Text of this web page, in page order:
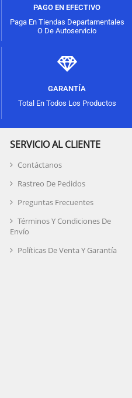
PAGO EN EFECTIVO
Paga En Tiendas Departamentales
O De Autoservicio
GARANTÍA
Total En Todos Los Productos
SERVICIO AL CLIENTE
Contáctanos
Rastreo De Pedidos
Preguntas Frecuentes
Términos Y Condiciones De
Envío
Políticas De Venta Y Garantía